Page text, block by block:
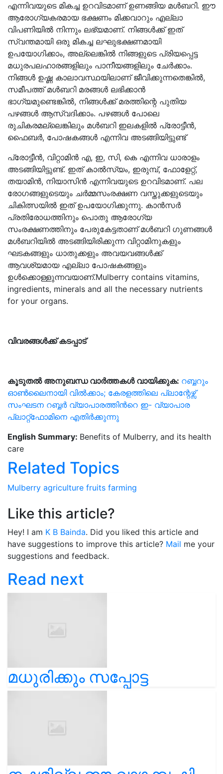
എന്നിവയുടെ മികച്ച ഉറവിടമാണ് ഉണങ്ങിയ മൾബറി. ഈ
ആരോഗ്യകരമായ ഭക്ഷണം മിക്കവാറും എല്ലാ
വിപണിയിൽ നിന്നും ലഭ്യമാണ്. നിങ്ങൾക്ക് ഇത്
സ്വന്തമായി ഒരു മികച്ച ലഘുഭക്ഷണമായി
ഉപയോഗിക്കാം, അല്ലെങ്കിൽ നിങ്ങളുടെ പ്രിയപ്പെട്ട
മധുരപലഹാരങ്ങളിലും പാനീയങ്ങളിലും ചേർക്കാം.
നിങ്ങൾ ഉഷ്ണ കാലാവസ്ഥയിലാണ് ജീവിക്കുന്നതെങ്കിൽ,
സമീപത്ത് മൾബറി മരങ്ങൾ ലഭിക്കാൻ
ഭാഗ്യമുണ്ടെങ്കിൽ, നിങ്ങൾക്ക് മരത്തിന്റെ പുതിയ
പഴങ്ങൾ ആസ്വദിക്കാം. പഴങ്ങൾ പോലെ
രുചികരമല്ലെങ്കിലും മൾബറി ഇലകളിൽ പ്രോട്ടീൻ,
ഫൈബർ, പോഷകങ്ങൾ എന്നിവ അടങ്ങിയിട്ടുണ്ട്
പ്രോട്ടീൻ, വിറ്റാമിൻ എ, ഇ, സി, കെ എന്നിവ ധാരാളം
അടങ്ങിയിട്ടുണ്ട്. ഇത് കാൽസ്യം, ഇരുമ്പ്, ഫോളേറ്റ്,
തയാമിൻ, നിയാസിൻ എന്നിവയുടെ ഉറവിടമാണ്. പല
രോഗങ്ങളുടെയും ചർമ്മസംരക്ഷണ വസ്തുക്കളുടെയും
ചികിത്സയിൽ ഇത് ഉപയോഗിക്കുന്നു. കാൻസർ
പ്രതിരോധത്തിനും പൊതു ആരോഗ്യ
സംരക്ഷണത്തിനും പേരുകേട്ടതാണ് മൾബറി ഗുണങ്ങൾ
മൾബറിയിൽ അടങ്ങിയിരിക്കുന്ന വിറ്റാമിനുകളും
ഘടകങ്ങളും ധാതുക്കളും അവയവങ്ങൾക്ക്
ആവശ്യമായ എല്ലാ പോഷകങ്ങളും
ഉൾക്കൊള്ളുന്നവയാണ്.Mulberry contains vitamins,
ingredients, minerals and all the necessary nutrients
for your organs.
വിവരങ്ങൾക്ക് കടപ്പാട്
കൂടുതൽ അനുബന്ധ വാർത്തകൾ വായിക്കുക: റബ്ബറും
ഓൺലൈനായി വിൽക്കാം; കേരളത്തിലെ പ്ലാന്റേഴ്സ്
സംഘടന റബ്ബർ വ്യാപാരത്തിൻറെ ഇ- വ്യാപാര
പ്ലാറ്റ്ഫോമിനെ എതിർക്കുന്നു
English Summary: Benefits of Mulberry, and its health
care
Related Topics
Mulberry agriculture fruits farming
Like this article?
Hey! I am K B Bainda. Did you liked this article and
have suggestions to improve this article? Mail me your
suggestions and feedback.
Read next
മധുരിക്കും സപ്പോട്ട